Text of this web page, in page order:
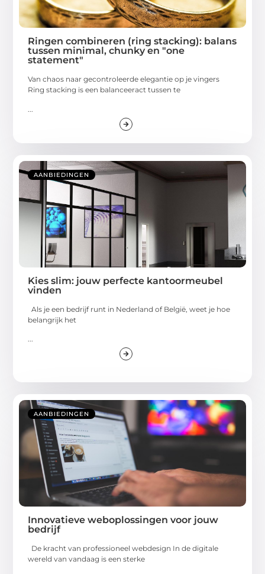
Ringen combineren (ring stacking): balans
tussen minimal, chunky en "one
statement"
Van chaos naar gecontroleerde elegantie op je vingers
Ring stacking is een balanceeract tussen te
AANBIEDINGEN
Kies slim: jouw perfecte kantoormeubel
vinden
Als je een bedrijf runt in Nederland of België, weet je hoe
belangrijk het
...
AANBIEDINGEN
Innovatieve weboplossingen voor jouw
bedrijf
De kracht van professioneel webdesign In de digitale
wereld van vandaag is een sterke